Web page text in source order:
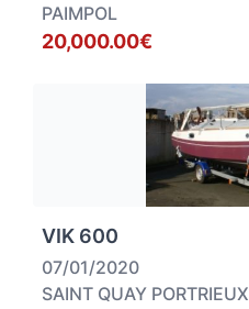
PAIMPOL
20,000.00€
VIK 600
07/01/2020
SAINT QUAY PORTRIEUX